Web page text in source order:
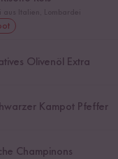
Olivenöl Extra
Kampot Pfeffer
Champinons